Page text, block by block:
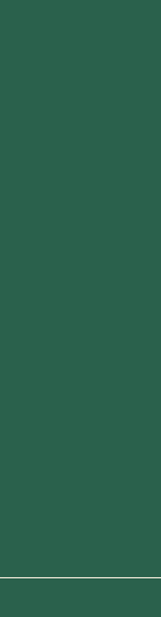
ufficiali.